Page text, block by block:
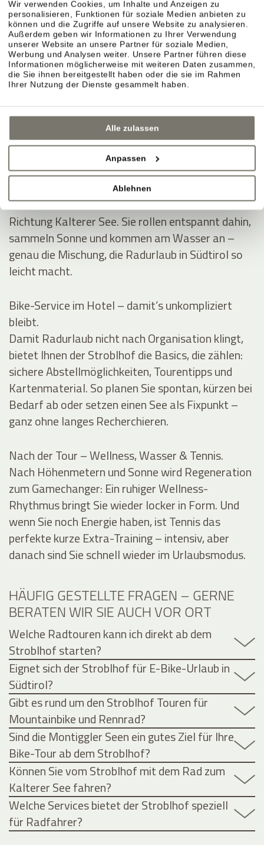
Wir verwenden Cookies, um Inhalte und Anzeigen zu
personalisieren, Funktionen für soziale Medien anbieten zu
können und die Zugriffe auf unsere Website zu analysieren.
Außerdem geben wir Informationen zu Ihrer Verwendung
unserer Website an unsere Partner für soziale Medien,
Werbung und Analysen weiter. Unsere Partner führen diese
Informationen möglicherweise mit weiteren Daten zusammen,
die Sie ihnen bereitgestellt haben oder die sie im Rahmen
Ihrer Nutzung der Dienste gesammelt haben.
Alle zulassen
Anpassen
Ablehnen
Montiggler Seen – erst radeln, dann ins Wasser.
Wenn Sie im Radurlaub ein klares Ziel möchten,
sind die Montiggler Seen ideal: Sie fahren sich aus,
springen danach ins kühle Wasser und spüren
sofort dieses Sommerurlaubsgefühl – besonders
an heißen Tagen.
Kalterer See – durch Weinberge ins Südtirol-
Die Klassiker-Route führt durch die Rebreihen
Richtung Kalterer See. Sie rollen entspannt dahin,
sammeln Sonne und kommen am Wasser an –
genau die Mischung, die Radurlaub in Südtirol so
leicht macht.
Bike-Service im Hotel – damit’s unkompliziert
bleibt.
Damit Radurlaub nicht nach Organisation klingt,
bietet Ihnen der Stroblhof die Basics, die zählen:
sichere Abstellmöglichkeiten, Tourentipps und
Kartenmaterial. So planen Sie spontan, kürzen bei
Bedarf ab oder setzen einen See als Fixpunkt –
ganz ohne langes Recherchieren.
Nach der Tour – Wellness, Wasser & Tennis.
Nach Höhenmetern und Sonne wird Regeneration
zum Gamechanger: Ein ruhiger Wellness-
Rhythmus bringt Sie wieder locker in Form. Und
wenn Sie noch Energie haben, ist Tennis das
perfekte kurze Extra-Training – intensiv, aber
danach sind Sie schnell wieder im Urlaubsmodus.
HÄUFIG GESTELLTE FRAGEN – GERNE
BERATEN WIR SIE AUCH VOR ORT
Welche Radtouren kann ich direkt ab dem
Stroblhof starten?
Eignet sich der Stroblhof für E-Bike-Urlaub in
Südtirol?
Gibt es rund um den Stroblhof Touren für
Mountainbike und Rennrad?
Sind die Montiggler Seen ein gutes Ziel für Ihre
Bike-Tour ab dem Stroblhof?
Können Sie vom Stroblhof mit dem Rad zum
Kalterer See fahren?
Welche Services bietet der Stroblhof speziell
für Radfahrer?